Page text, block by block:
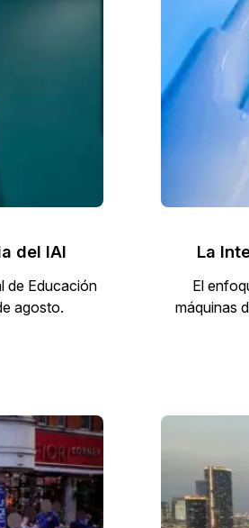
y traduce automáticamente
audio o video de más de 50
diferentes, graba subtítulos y más
del IAI
de Educación
agosto.
La
El
máquinas